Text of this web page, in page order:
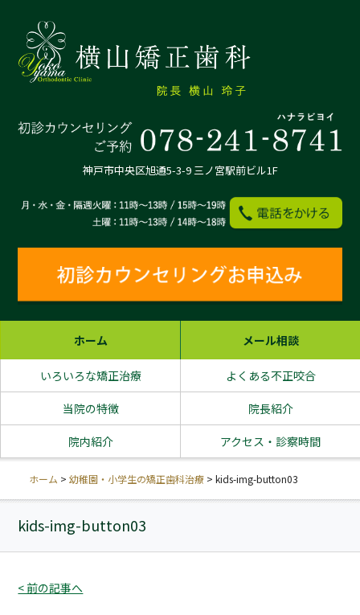
神戸市中央区旭通5-3-9 三ノ宮駅前ビル1F
ホーム メール相談
いろいろな矯正治療 よくある不正咬合
当院の特徴 院長紹介
院内紹介 アクセス・診察時間
ホーム > 幼稚園・小学生の矯正歯科治療> kids-img-button03
kids-img-button03
< 前の記事へ